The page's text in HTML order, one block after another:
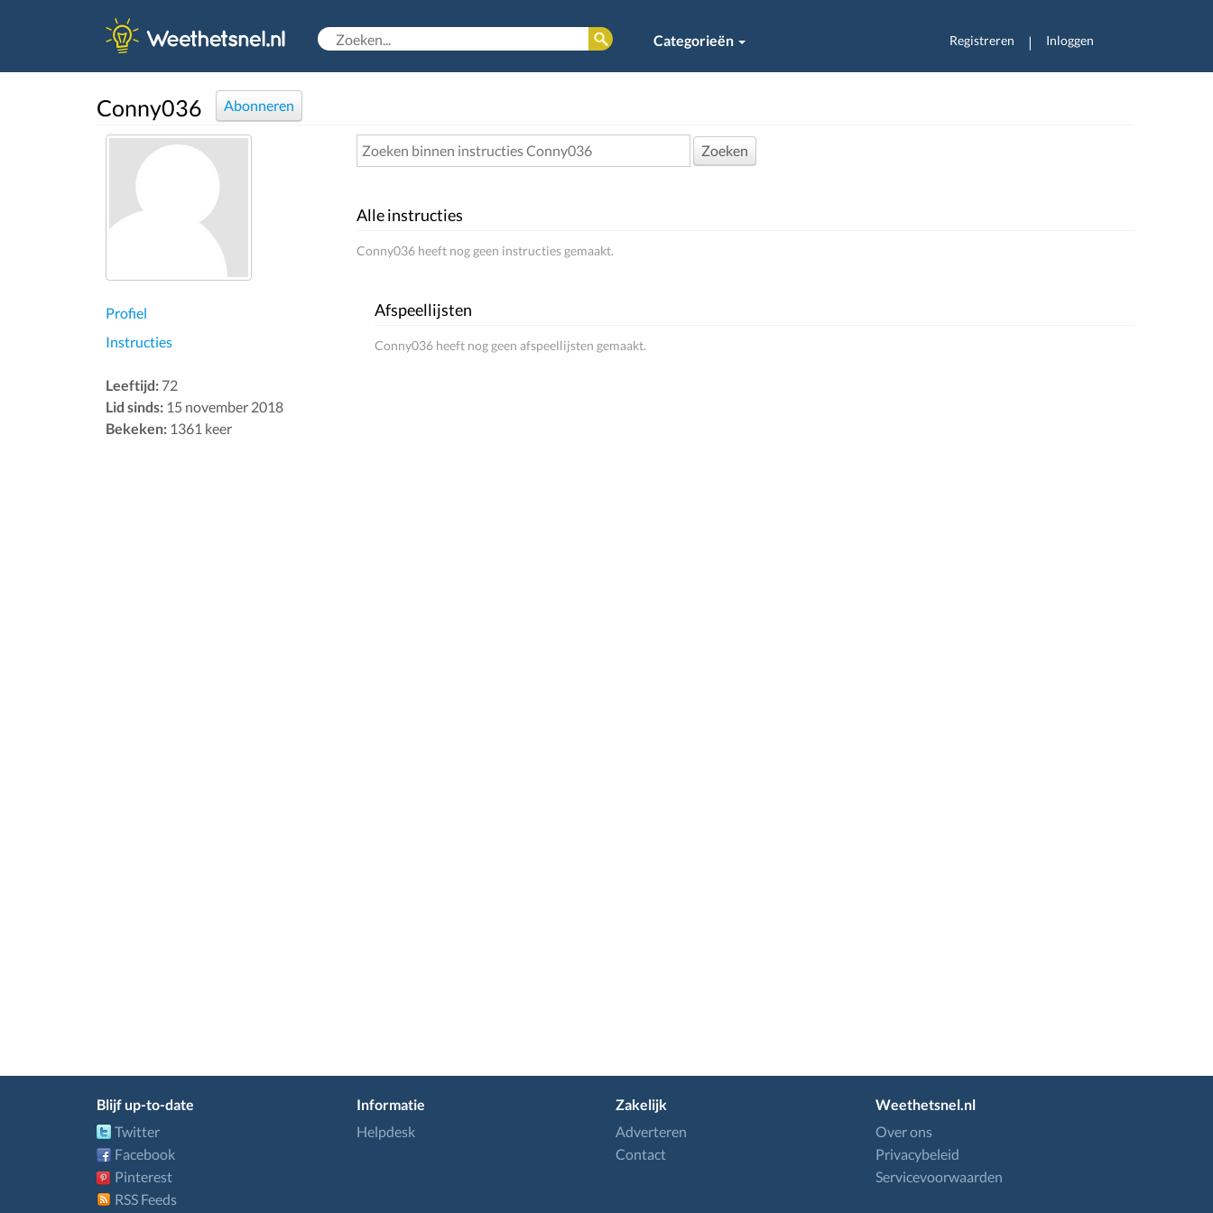
Categorieën Registreren | Inloggen
Conny036 Abonneren
Profiel
Instructies
Leeftijd: 72
Lid sinds: 15 november 2018
Bekeken: 1361 keer
Zoeken
Alle instructies
Conny036 heeft nog geen instructies gemaakt.
Afspeellijsten
Conny036 heeft nog geen afspeellijsten gemaakt.
Blijf up-to-date
Twitter
Facebook
Pinterest
RSS Feeds
Informatie
Helpdesk
Zakelijk
Adverteren
Contact
Weethetsnel.nl
Over ons
Privacybeleid
Servicevoorwaarden